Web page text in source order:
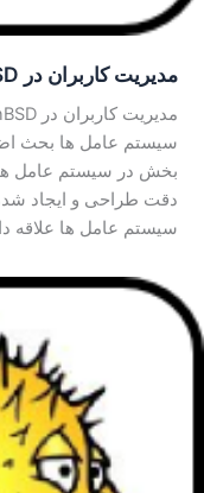
مدیریت کاربران در OpenBSD
سیستم عامل ها بحث
دقت طراحی و ایجاد شده
سیستم عامل ها علاقه